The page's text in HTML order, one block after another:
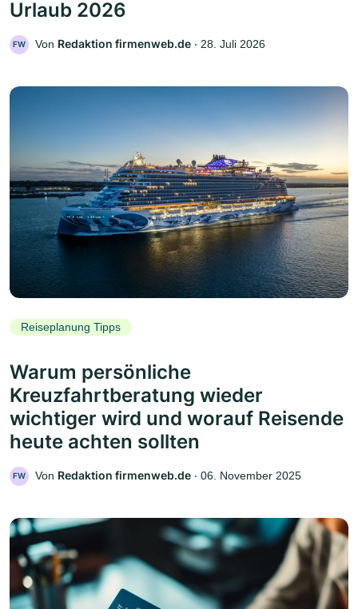
Urlaub 2026
FW Von Redaktion firmenweb.de ‧ 28. Juli 2026
Reiseplanung Tipps
Warum persönliche
Kreuzfahrtberatung wieder
wichtiger wird und worauf Reisende
heute achten sollten
FW Von Redaktion firmenweb.de ‧ 06. November 2025